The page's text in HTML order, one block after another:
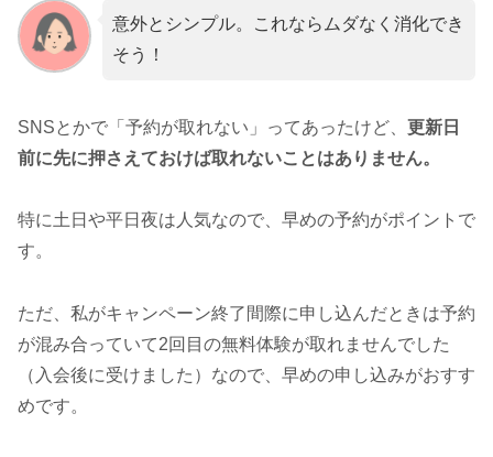
意外とシンプル。これならムダなく消化でき
そう！
SNSとかで「予約が取れない」ってあったけど、 更新日
前に先に押さえておけば取れないことはありません。
特に土日や平日夜は人気なので、早めの予約がポイントで
す。
ただ、私がキャンペーン終了間際に申し込んだときは予約
が混み合っていて2回目の無料体験が取れませんでした
（入会後に受けました）なので、早めの申し込みがおすす
めです。